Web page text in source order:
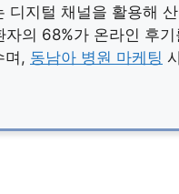
지털 채널을 활용해
의 68%가 온라인 후
며, 동남아 병원 마케팅